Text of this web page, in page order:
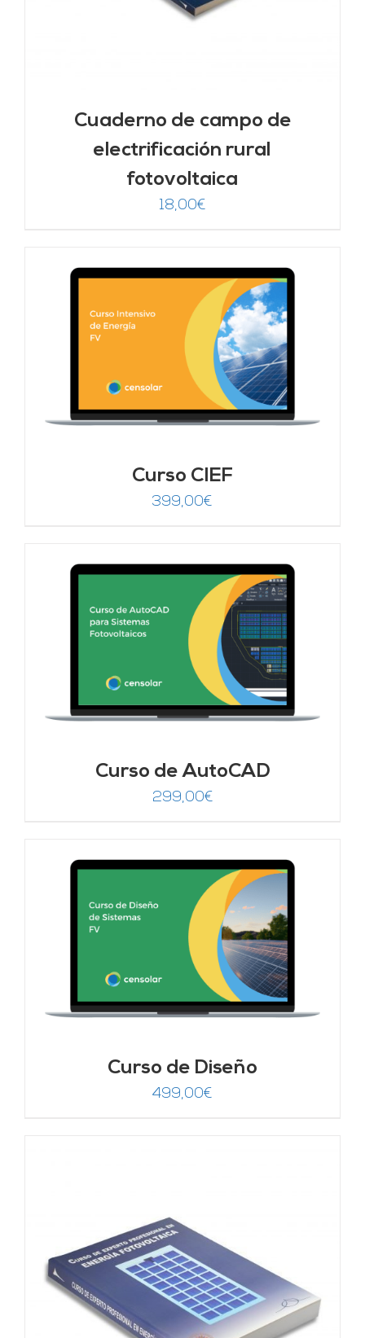
Cuaderno de campo de
electrificación rural
fotovoltaica
18,00€
Curso CIEF
399,00€
Curso de AutoCAD
299,00€
Curso de Diseño
499,00€